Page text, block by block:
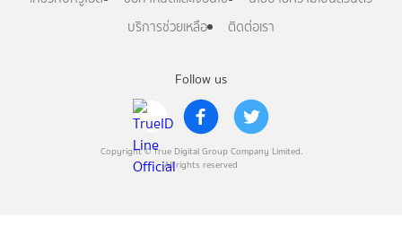
Follow us
Copyright © True Digital Group Company Limited.
All rights reserved
บริการช่วยเหลือ
ติดต่อเรา